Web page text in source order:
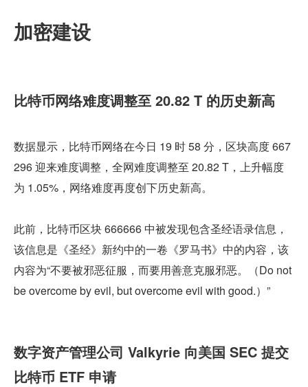
加密建设
比特币网络难度调整至 20.82 T 的历史新高
数据显示，比特币网络在今日 19 时 58 分，区块高度 667
296 迎来难度调整，全网难度调整至 20.82 T，上升幅度
为 1.05%，网络难度再度创下历史新高。
此前，比特币区块 666666 中被发现包含圣经语录信息，
该信息是《圣经》新约中的一卷《罗马书》中的内容，该
内容为“不要被邪恶征服，而要用善意克服邪恶。（Do not
be overcome by evil, but overcome evil with good.）”
数字资产管理公司 Valkyrie 向美国 SEC 提交
比特币 ETF 申请